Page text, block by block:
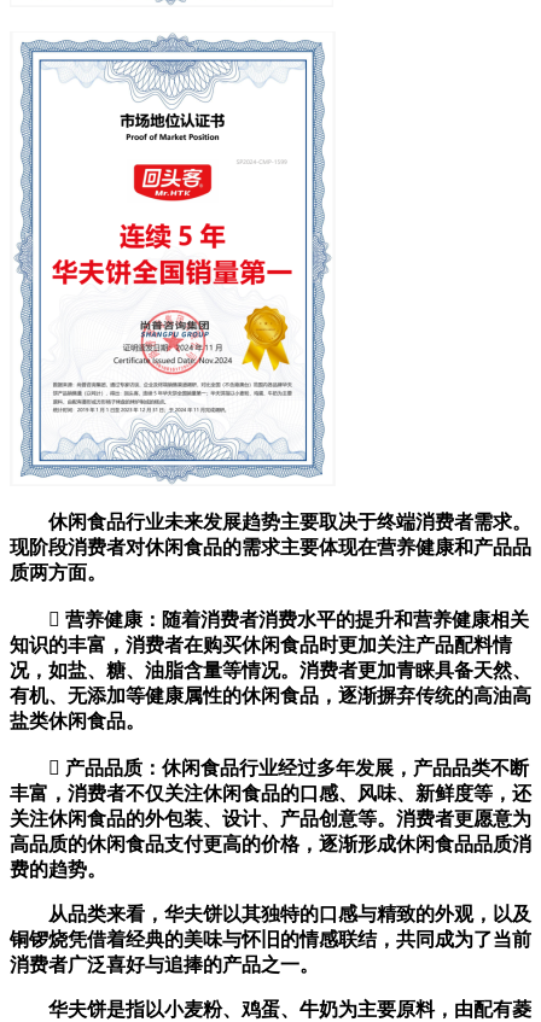
休闲食品行业未来发展趋势主要取决于终端消费者需求。
现阶段消费者对休闲食品的需求主要体现在营养健康和产品品
质两方面。
 营养健康：随着消费者消费水平的提升和营养健康相关
知识的丰富，消费者在购买休闲食品时更加关注产品配料情
况，如盐、糖、油脂含量等情况。消费者更加青睐具备天然、
有机、无添加等健康属性的休闲食品，逐渐摒弃传统的高油高
盐类休闲食品。
 产品品质：休闲食品行业经过多年发展，产品品类不断
丰富，消费者不仅关注休闲食品的口感、风味、新鲜度等，还
关注休闲食品的外包装、设计、产品创意等。消费者更愿意为
高品质的休闲食品支付更高的价格，逐渐形成休闲食品品质消
费的趋势。
从品类来看，华夫饼以其独特的口感与精致的外观，以及
铜锣烧凭借着经典的美味与怀旧的情感联结，共同成为了当前
消费者广泛喜好与追捧的产品之一。
华夫饼是指以小麦粉、鸡蛋、牛奶为主要原料，由配有菱